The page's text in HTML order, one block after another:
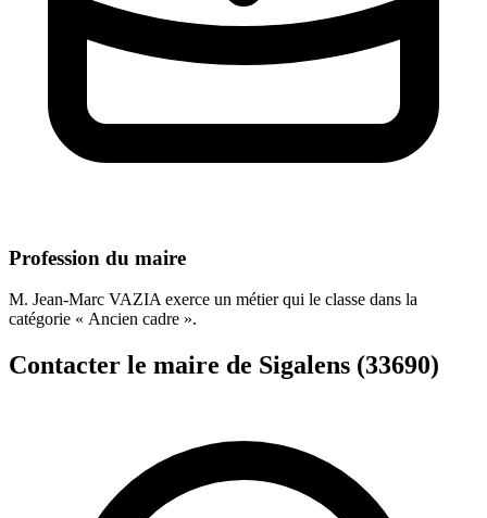
Profession du maire
M. Jean-Marc VAZIA exerce un métier qui le classe dans la
catégorie « Ancien cadre ».
Contacter le maire de Sigalens (33690)